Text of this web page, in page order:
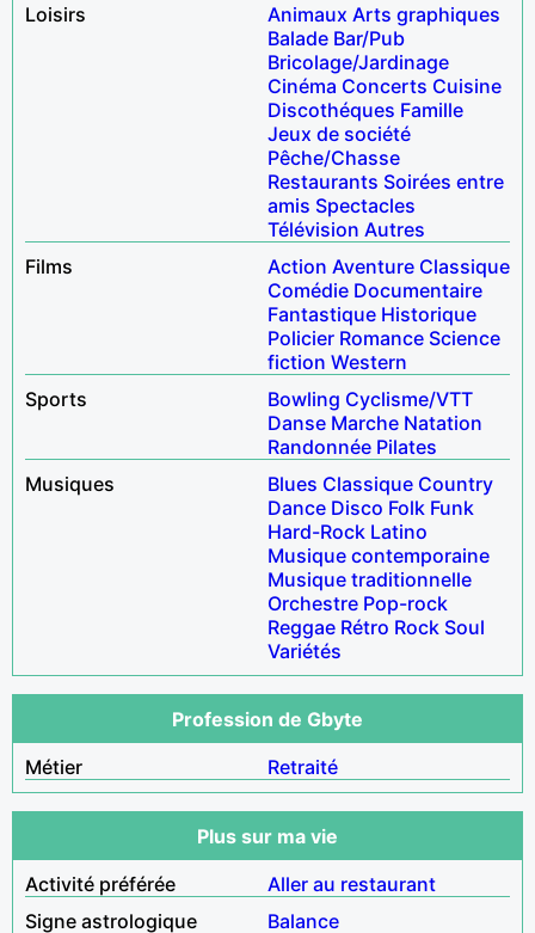
Loisirs
Animaux Arts graphiques
Balade Bar/Pub
Bricolage/Jardinage
Cinéma Concerts Cuisine
Discothéques Famille
Jeux de société
Pêche/Chasse
Restaurants Soirées entre
amis Spectacles
Télévision Autres
Films
Action Aventure Classique
Comédie Documentaire
Fantastique Historique
Policier Romance Science
fiction Western
Sports
Bowling Cyclisme/VTT
Danse Marche Natation
Randonnée Pilates
Musiques
Blues Classique Country
Dance Disco Folk Funk
Hard-Rock Latino
Musique contemporaine
Musique traditionnelle
Orchestre Pop-rock
Reggae Rétro Rock Soul
Variétés
Profession de Gbyte
Métier
Retraité
Plus sur ma vie
Activité préférée
Aller au restaurant
Signe astrologique
Balance